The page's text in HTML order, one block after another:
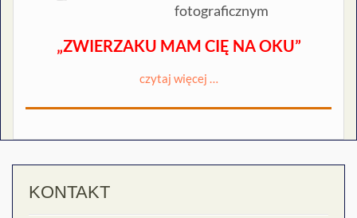
fotograficznym
„ZWIERZAKU MAM CIĘ NA OKU”
czytaj więcej …
KONTAKT